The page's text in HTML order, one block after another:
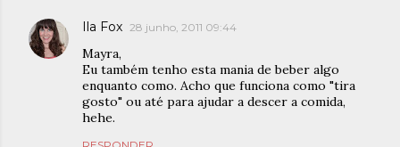
Ila Fox 28 junho, 2011 09:44
Mayra,
Eu também tenho esta mania de beber algo
enquanto como. Acho que funciona como "tira
gosto" ou até para ajudar a descer a comida,
hehe.